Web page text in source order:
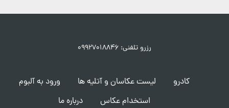
رزرو تلفنی: ۰۹۹۲۷۰۱۸۸۴۶
کادرو لیست عکاسان و آتلیه ها
ورود به آلبوم
استخدام عکاس
درباره ما